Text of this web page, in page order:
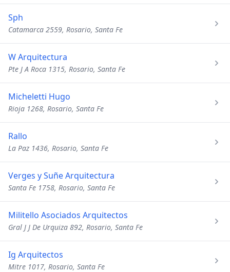
Sph
Catamarca 2559, Rosario, Santa Fe
W Arquitectura
Pte J A Roca 1315, Rosario, Santa Fe
Micheletti Hugo
Rioja 1268, Rosario, Santa Fe
Rallo
La Paz 1436, Rosario, Santa Fe
Verges y Suñe Arquitectura
Santa Fe 1758, Rosario, Santa Fe
Militello Asociados Arquitectos
Gral J J De Urquiza 892, Rosario, Santa Fe
Ig Arquitectos
Mitre 1017, Rosario, Santa Fe